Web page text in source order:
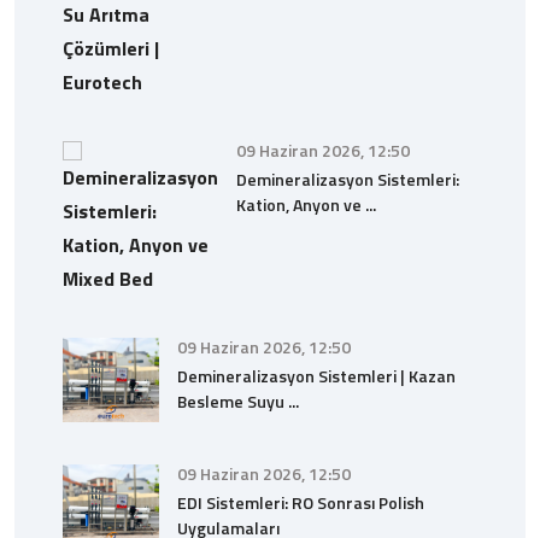
09 Haziran 2026, 12:50
Demineralizasyon Sistemleri:
Kation, Anyon ve ...
09 Haziran 2026, 12:50
Demineralizasyon Sistemleri | Kazan
Besleme Suyu ...
09 Haziran 2026, 12:50
EDI Sistemleri: RO Sonrası Polish
Uygulamaları